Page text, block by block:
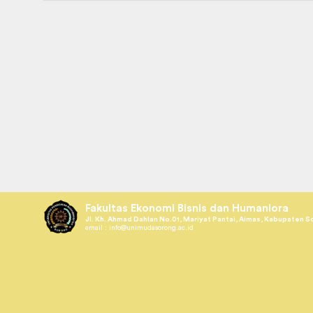
Fakultas Ekonomi Bisnis dan Humaniora
Jl. Kh. Ahmad Dahlan No.01, Mariyat Pantai, Aimas, Kabupaten
email : info@unimudasorong.ac.id